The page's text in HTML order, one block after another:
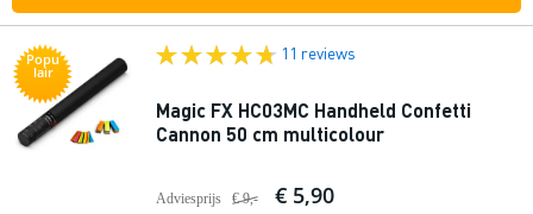
Popu
lair
11 reviews
Magic FX HC03MC Handheld Confetti
Cannon 50 cm multicolour
Adviesprijs € 9,- € 5,90